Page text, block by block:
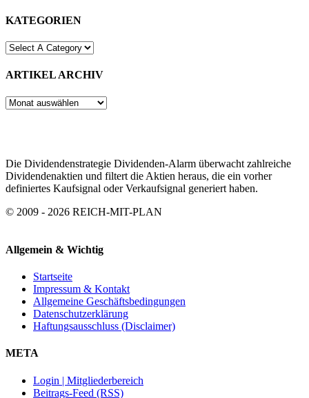
KATEGORIEN
ARTIKEL ARCHIV
ARTIKEL
Die Dividendenstrategie Dividenden-Alarm überwacht zahlreiche
Dividendenaktien und filtert die Aktien heraus, die ein vorher
definiertes Kaufsignal oder Verkaufsignal generiert haben.
© 2009 - 2026 REICH-MIT-PLAN
Allgemein & Wichtig
Startseite
Impressum & Kontakt
Allgemeine Geschäftsbedingungen
Datenschutzerklärung
Haftungsausschluss (Disclaimer)
META
Login | Mitgliederbereich
Beitrags-Feed (RSS)